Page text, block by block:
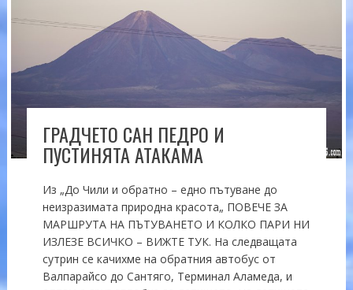
ГРАДЧЕТО САН ПЕДРО И
ПУСТИНЯТА АТАКАМА
Из „До Чили и обратно – едно пътуване до
неизразимата природна красота„ ПОВЕЧЕ ЗА
МАРШРУТА НА ПЪТУВАНЕТО И КОЛКО ПАРИ НИ
ИЗЛЕЗЕ ВСИЧКО – ВИЖТЕ ТУК. На следващата
сутрин се качихме на обратния автобус от
Валпарайсо до Сантяго, Терминал Аламеда, и